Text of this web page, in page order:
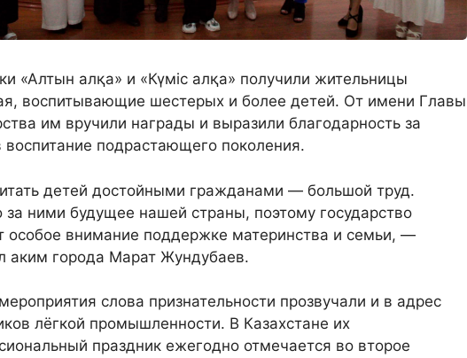
«Алтын алқа» и «Күміс алқа» получили жительницы
воспитывающие шестерых и более детей. От имени Главы
им вручили награды и выразили благодарность за
воспитание подрастающего поколения.
детей достойными гражданами — большой труд.
ними будущее нашей страны, поэтому государство
особое внимание поддержке материнства и семьи, —
аким города Марат Жундубаев.
слова признательности прозвучали и в адрес
лёгкой промышленности. В Казахстане их
праздник ежегодно отмечается во второе